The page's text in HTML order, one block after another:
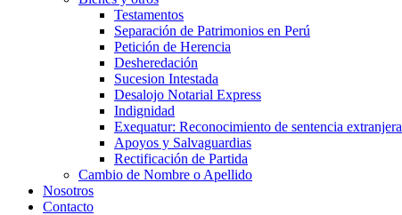
Testamentos
Separación de Patrimonios en Perú
Petición de Herencia
Desheredación
Sucesion Intestada
Desalojo Notarial Express
Indignidad
Exequatur: Reconocimiento de sentencia extranjera
Apoyos y Salvaguardias
Rectificación de Partida
Cambio de Nombre o Apellido
Nosotros
Contacto